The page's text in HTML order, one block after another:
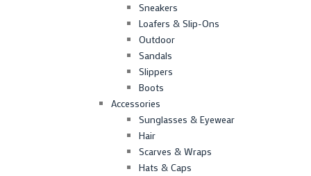
Sneakers
Loafers & Slip-Ons
Outdoor
Sandals
Slippers
Boots
Accessories
Sunglasses & Eyewear
Hair
Scarves & Wraps
Hats & Caps